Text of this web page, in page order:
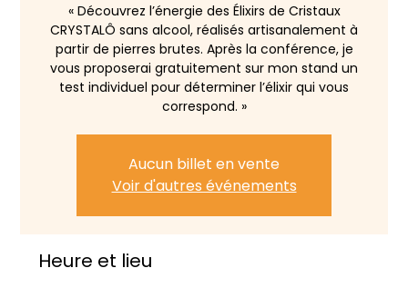
« Découvrez l’énergie des Élixirs de Cristaux
CRYSTALÔ sans alcool, réalisés artisanalement à
partir de pierres brutes. Après la conférence, je
vous proposerai gratuitement sur mon stand un
test individuel pour déterminer l’élixir qui vous
correspond. »
Aucun billet en vente
Voir d'autres événements
Heure et lieu